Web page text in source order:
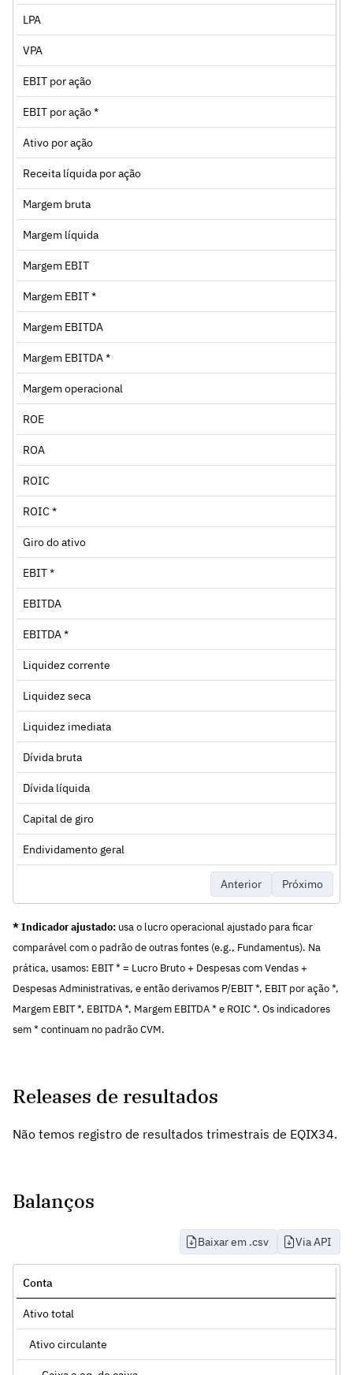
LPA
VPA
EBIT por ação
EBIT por ação *
Ativo por ação
Receita líquida por ação
Margem bruta
Margem líquida
Margem EBIT
Margem EBIT *
Margem EBITDA
Margem EBITDA *
Margem operacional
ROE
ROA
ROIC
ROIC *
Giro do ativo
EBIT *
EBITDA
EBITDA *
Liquidez corrente
Liquidez seca
Liquidez imediata
Dívida bruta
Dívida líquida
Capital de giro
Endividamento geral
Anterior Próximo
* Indicador ajustado: usa o lucro operacional ajustado para ficar
comparável com o padrão de outras fontes (e.g., Fundamentus). Na
prática, usamos: EBIT * = Lucro Bruto + Despesas com Vendas +
Despesas Administrativas, e então derivamos P/EBIT *, EBIT por ação *,
Margem EBIT *, EBITDA *, Margem EBITDA * e ROIC *. Os indicadores
sem * continuam no padrão CVM.
Releases de resultados
Não temos registro de resultados trimestrais de EQIX34.
Balanços
Baixar em .csv Via API
Conta
Ativo total
Ativo circulante